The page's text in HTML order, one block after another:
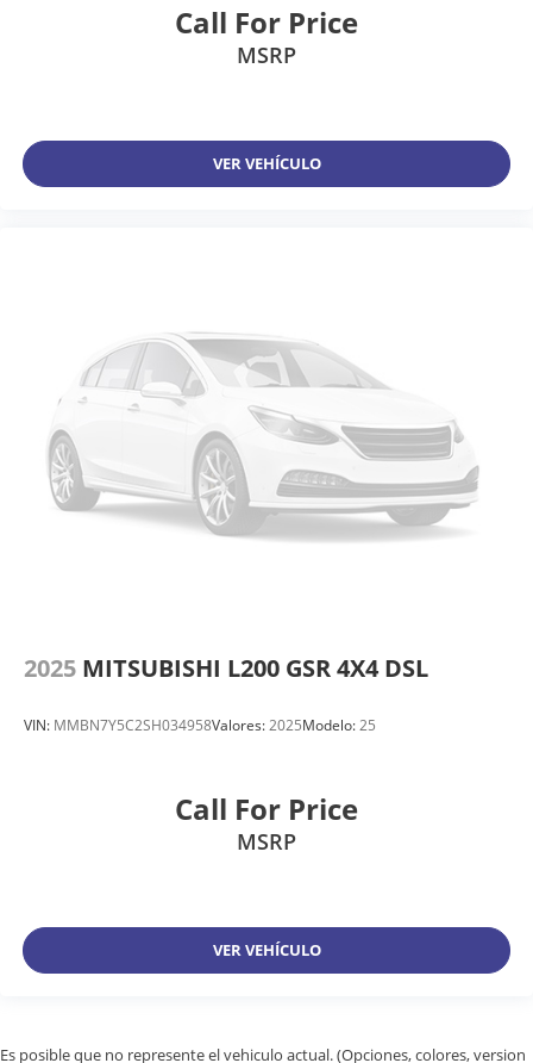
Call For Price
MSRP
VER VEHÍCULO
2025 MITSUBISHI L200 GSR 4X4 DSL
VIN: MMBN7Y5C2SH034958Valores:2025Modelo:25
Call For Price
MSRP
VER VEHÍCULO
Es posible que no represente el vehiculo actual. (Opciones, colores, version